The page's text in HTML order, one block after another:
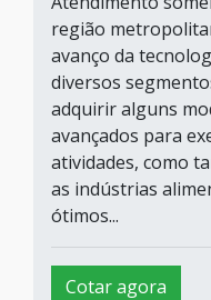
região
avanço da
diversos
adquirir alguns
avançados para
atividades, como
as indústrias
ótimos...
Cotar agora